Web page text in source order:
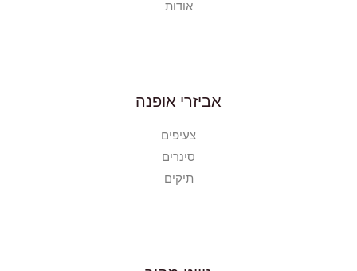
אודות
אביזרי אופנה
צעיפים
סינרים
תיקים